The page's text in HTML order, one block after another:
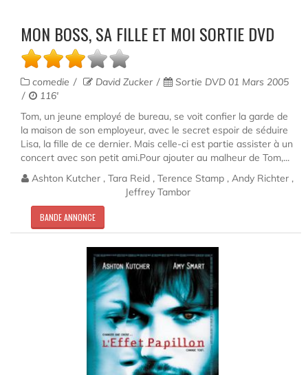
MON BOSS, SA FILLE ET MOI SORTIE DVD
comedie David Zucker
Sortie DVD 01 Mars 2005
116'
Tom, un jeune employé de bureau, se voit confier la garde de
la maison de son employeur, avec le secret espoir de séduire
Lisa, la fille de ce dernier. Mais celle-ci est partie assister à un
concert avec son petit ami.Pour ajouter au malheur de Tom,...
Ashton Kutcher , Tara Reid , Terence Stamp , Andy Richter ,
Jeffrey Tambor
BANDE ANNONCE